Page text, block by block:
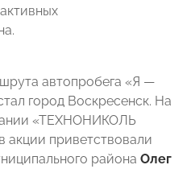
автопробега «Я —
город Воскресенск. На
«ТЕХНОНИКОЛЬ
акции приветствовали
района Олег